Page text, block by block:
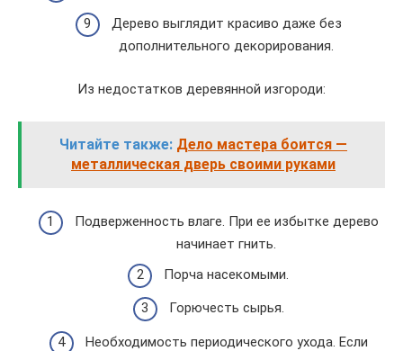
Дерево выглядит красиво даже без
дополнительного декорирования.
Из недостатков деревянной изгороди:
Читайте также: Дело мастера боится —
металлическая дверь своими руками
Подверженность влаге. При ее избытке дерево
начинает гнить.
Порча насекомыми.
Горючесть сырья.
Необходимость периодического ухода. Если